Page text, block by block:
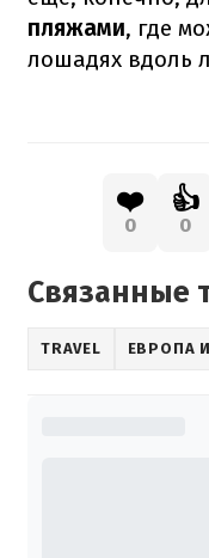
пляжами, где
лошадях вдоль
❤️
0
👍
0
Связанные
TRAVEL ЕВРОПА